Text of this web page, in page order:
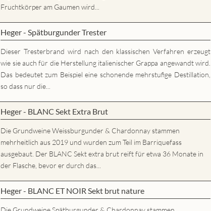
Fruchtkörper am Gaumen wird...
Heger - Spätburgunder Trester
Dieser Tresterbrand wird nach den klassischen Verfahren erzeugt
wie sie auch für die Herstellung italienischer Grappa angewandt wird.
Das bedeutet zum Beispiel eine schonende mehrstufige Destillation,
so dass nur die...
Heger - BLANC Sekt Extra Brut
Die Grundweine Weissburgunder & Chardonnay stammen
mehrheitlich aus 2019 und wurden zum Teil im Barriquefass
ausgebaut. Der BLANC Sekt extra brut reift für etwa 36 Monate in
der Flasche, bevor er durch das...
Heger - BLANC ET NOIR Sekt brut nature